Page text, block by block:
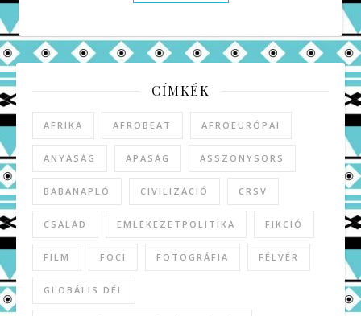
CÍMKÉK
AFRIKA AFROBEAT AFROEURÓPAI
ANYASÁG APASÁG ASSZONYSORS
BABANAPLÓ CIVILIZÁCIÓ CRSV
CSALÁD EMLÉKEZETPOLITIKA FIKCIÓ
FILM FOCI FOTOGRÁFIA FÉLVÉR
GLOBÁLIS DÉL